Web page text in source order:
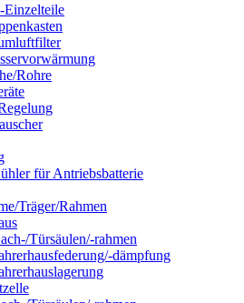
Einzelteile
Rohre
für Antriebsbatterie
Träger/Rahmen
Türsäulen/-rahmen
dämpfung